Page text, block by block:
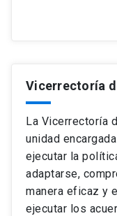
Vicerrectoría
La Vicerrectoría
unidad
ejecutar la
adaptarse,
manera eficaz y
ejecutar los